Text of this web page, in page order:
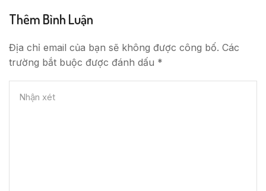
Thêm Bình Luận
Địa chỉ email của bạn sẽ không được công bố. Các
trường bắt buộc được đánh dấu *